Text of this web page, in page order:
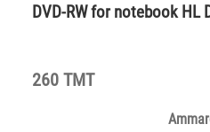
DVD-RW for notebook HL
260 TMT